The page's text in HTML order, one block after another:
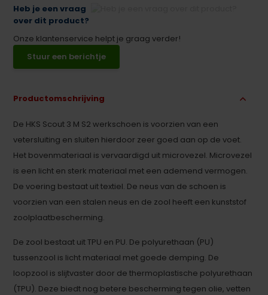
Heb je een vraag
over dit product?
Onze klantenservice helpt je graag verder!
Stuur een berichtje
Productomschrijving
De HKS Scout 3 M S2 werkschoen is voorzien van een
vetersluiting en sluiten hierdoor zeer goed aan op de voet.
Het bovenmateriaal is vervaardigd uit microvezel. Microvezel
is een licht en sterk materiaal met een ademend vermogen.
De voering bestaat uit textiel. De neus van de schoen is
voorzien van een stalen neus en de zool heeft een kunststof
zoolplaatbescherming.
De zool bestaat uit TPU en PU. De polyurethaan (PU)
tussenzool is licht materiaal met goede demping. De
loopzool is slijtvaster door de thermoplastische polyurethaan
(TPU). Deze biedt nog betere bescherming tegen olie, vetten